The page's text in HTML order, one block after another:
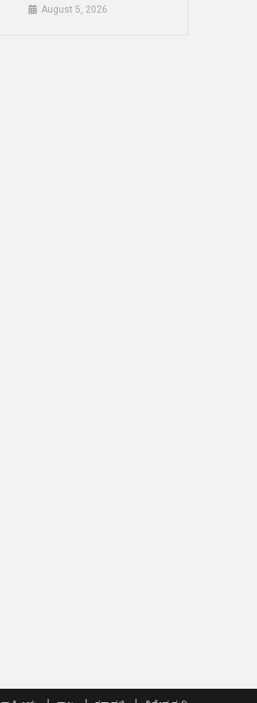
August 5, 2026